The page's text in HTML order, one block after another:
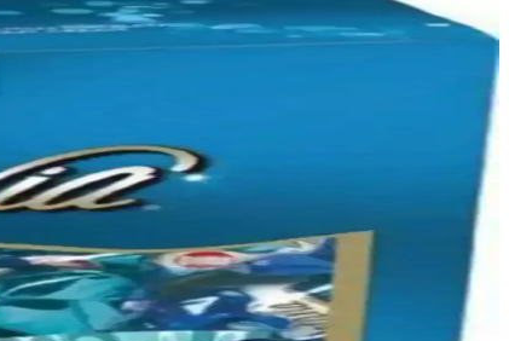
su şişeleri öne çıkıyor.